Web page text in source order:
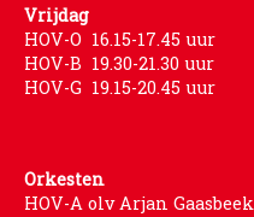
Vrijdag
HOV-O 16.15-17.45 uur
HOV-B 19.30-21.30 uur
HOV-G 19.15-20.45 uur
Orkesten
HOV-A olv Arjan Gaasbeek